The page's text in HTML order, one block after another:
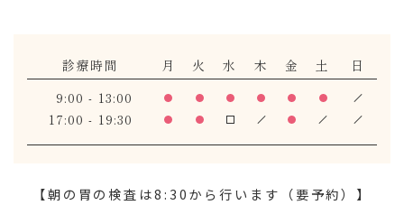
診療時間
9:00 - 13:00
17:00 - 19:30
月 火 水 木 金 土 日
【朝の胃の検査は8:30から行います（要予約）】